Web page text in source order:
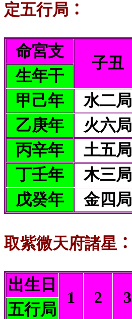
定五行局 ：
命宮支
子丑
生年干
甲己年
水二局
乙庚年
火六局
丙辛年
土五局
丁壬年
木三局
戊癸年
金四局
取紫微天府諸星 ：
出生日
1 2 3
五行局